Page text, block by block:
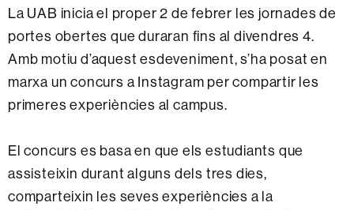
La UAB inicia el proper 2 de febrer les jornades de
portes obertes que duraran fins al divendres 4.
Amb motiu d’aquest esdeveniment, s’ha posat en
marxa un concurs a Instagram per compartir les
primeres experiències al campus.
El concurs es basa en que els estudiants que
assisteixin durant alguns dels tres dies,
comparteixin les seves experiències a la